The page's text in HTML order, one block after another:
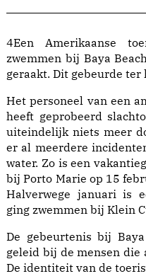
4Een Amerikaanse
zwemmen bij Baya
geraakt. Dit gebeurde ter
Het personeel van een
heeft geprobeerd
uiteindelijk niets meer
er al meerdere
water. Zo is een
bij Porto Marie op 15
Halverwege januari is
ging zwemmen bij Klein
De gebeurtenis bij
geleid bij de mensen die
De identiteit van de